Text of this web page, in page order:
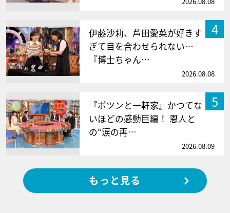
4
伊藤沙莉、芦田愛菜が好きす
ぎて目を合わせられない…
『博士ちゃん…
2026.08.08
5
『ポツンと一軒家』かつてな
いほどの感動巨編！ 恩人と
の“涙の再…
2026.08.09
もっと見る